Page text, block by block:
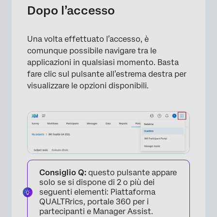
Dopo l’accesso
Una volta effettuato l’accesso, è
comunque possibile navigare tra le
applicazioni in qualsiasi momento. Basta
fare clic sul pulsante all’estrema destra per
visualizzare le opzioni disponibili.
Consiglio Q: questo pulsante appare
solo se si dispone di 2 o più dei
seguenti elementi: Piattaforma
QUALTRrics, portale 360 per i
partecipanti e Manager Assist.